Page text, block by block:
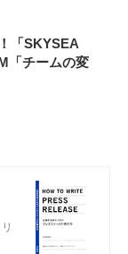
「SKYSEA
「チームの変